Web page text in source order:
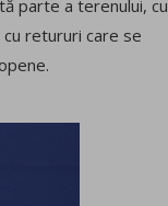
parte a terenului, cu
retururi care se